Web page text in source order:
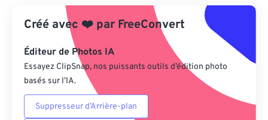
Appliquer à partir du préréglage
Enregistrer comme préréglage
Créé avec ❤️ par FreeConvert
Éditeur de Photos IA
Essayez ClipSnap, nos puissants outils d’édition photo
basés sur l’IA.
Suppresseur d’Arrière-plan